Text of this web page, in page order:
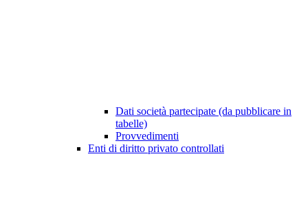
Dati società partecipate (da pubblicare in
tabelle)
Provvedimenti
Enti di diritto privato controllati